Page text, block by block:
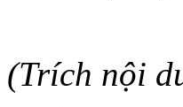
(Trích nội